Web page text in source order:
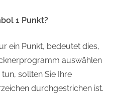
1 Punkt?
ein Punkt, bedeutet dies,
auswählen
sollten Sie Ihre
durchgestrichen ist.